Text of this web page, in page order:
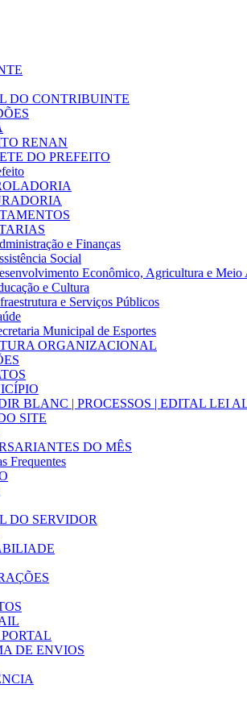
DO CONTRIBUINTE
RENAN
DO PREFEITO
e Finanças
Social
Econômico, Agricultura e Meio
e Cultura
e Serviços Públicos
Municipal de Esportes
ORGANIZACIONAL
BLANC | PROCESSOS | EDITAL LEI
SITE
DO MÊS
Frequentes
DO SERVIDOR
DE ENVIOS